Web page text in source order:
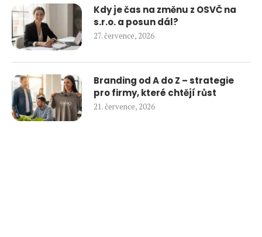
Kdy je čas na změnu z OSVČ na
s.r.o. a posun dál?
27. července, 2026
Branding od A do Z – strategie
pro firmy, které chtějí růst
21. července, 2026